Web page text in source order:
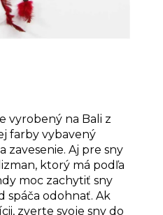
vyrobený na Bali z
farby vybavený
Aj pre sny
ktorý má podľa
moc zachytiť sny
spáča odohnať. Ak
zverte svoje sny do